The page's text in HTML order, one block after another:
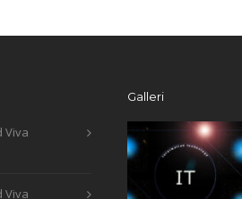
Viva
Viva
Galleri